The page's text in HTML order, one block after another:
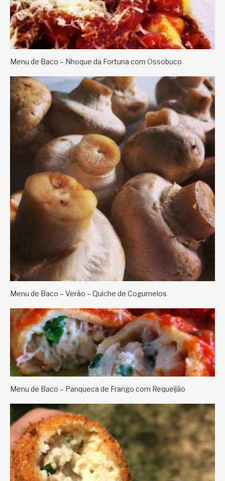
Menu de Baco – Nhoque da Fortuna com Ossobuco
Menu de Baco – Verão – Quiche de Cogumelos
Menu de Baco – Panqueca de Frango com Requeijão